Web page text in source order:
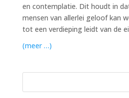
en contemplatie. Dit houdt in
mensen van allerlei geloof kan
tot een verdieping leidt van de
(meer …)